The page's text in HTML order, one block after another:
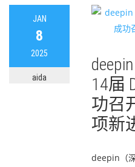
JAN
8
2025
aida
14届
功召
项新
deepin（